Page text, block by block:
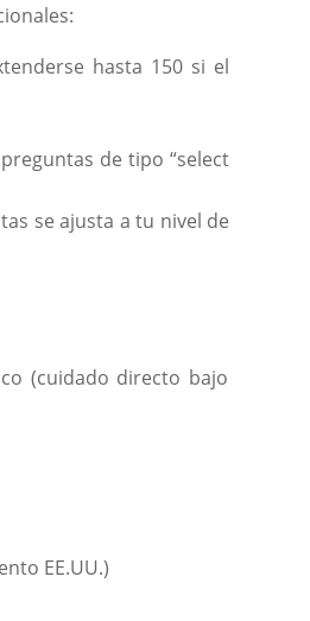
hasta 150 si el
de tipo “select
se ajusta a tu nivel de
(cuidado directo bajo
EE.UU.)